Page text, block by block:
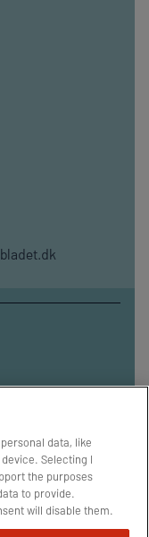
data, like
Selecting I
the purposes
to provide.
will disable them.
you see may not be